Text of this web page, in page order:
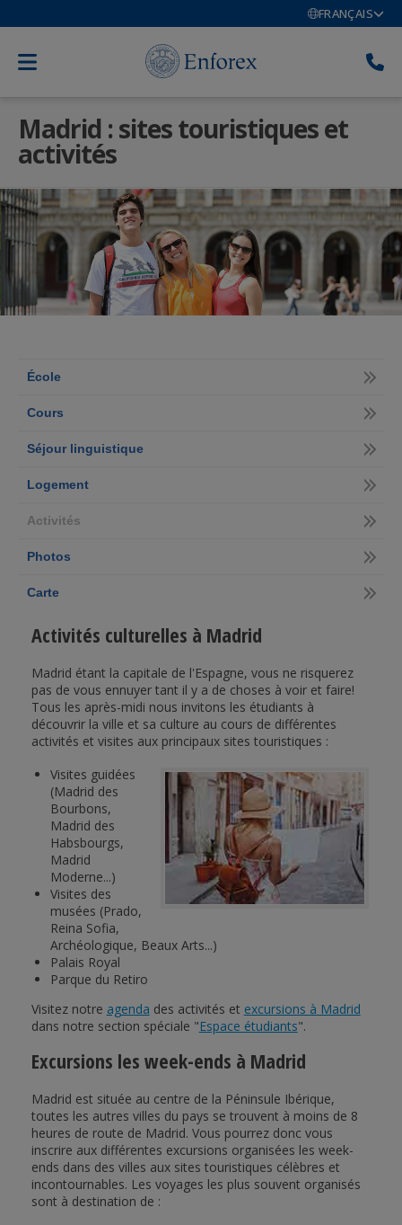
FRANÇAIS
Madrid : sites touristiques et
activités
École
Cours
Séjour linguistique
Logement
Activités
Photos
Carte
Activités culturelles à Madrid
Madrid étant la capitale de l'Espagne, vous ne risquerez
pas de vous ennuyer tant il y a de choses à voir et faire!
Tous les après-midi nous invitons les étudiants à
découvrir la ville et sa culture au cours de différentes
activités et visites aux principaux sites touristiques :
Visites guidées
(Madrid des
Bourbons,
Madrid des
Habsbourgs,
Madrid
Moderne...)
Visites des
musées (Prado,
Reina Sofia,
Archéologique, Beaux Arts...)
Palais Royal
Parque du Retiro
Visitez notre agenda des activités et excursions à Madrid
dans notre section spéciale "Espace étudiants".
Excursions les week-ends à Madrid
Madrid est située au centre de la Péninsule Ibérique,
toutes les autres villes du pays se trouvent à moins de 8
heures de route de Madrid. Vous pourrez donc vous
inscrire aux différentes excursions organisées les week-
ends dans des villes aux sites touristiques célèbres et
incontournables. Les voyages les plus souvent organisés
sont à destination de :